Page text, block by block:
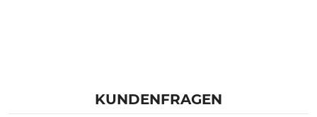
KUNDENFRAGEN